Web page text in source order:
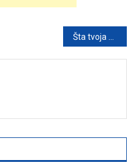
Šta tvoja krvna grupa govori o tvojoj ličnosti? Popularna teorija iz Japana nudi zanimljive uvide